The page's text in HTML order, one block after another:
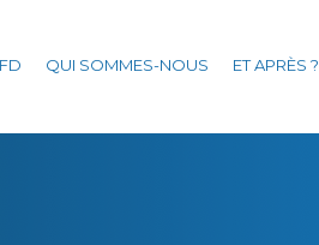
contenu
QUI SOMMES-NOUS ET APRÈS ?